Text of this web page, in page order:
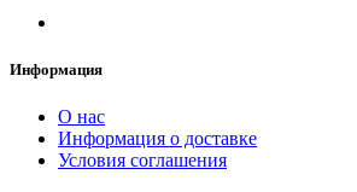
Информация
О нас
Информация о доставке
Условия соглашения